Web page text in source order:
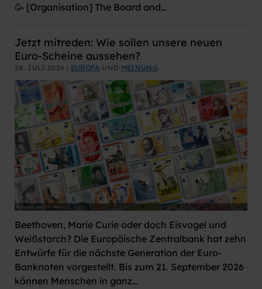
🥳 [Organisation] The Board and…
Jetzt mitreden: Wie sollen unsere neuen
Euro-Scheine aussehen?
28. JULI 2026 | EUROPA UND MEINUNG
Beethoven, Marie Curie oder doch Eisvogel und
Weißstorch? Die Europäische Zentralbank hat zehn
Entwürfe für die nächste Generation der Euro-
Banknoten vorgestellt. Bis zum 21. September 2026
können Menschen in ganz…